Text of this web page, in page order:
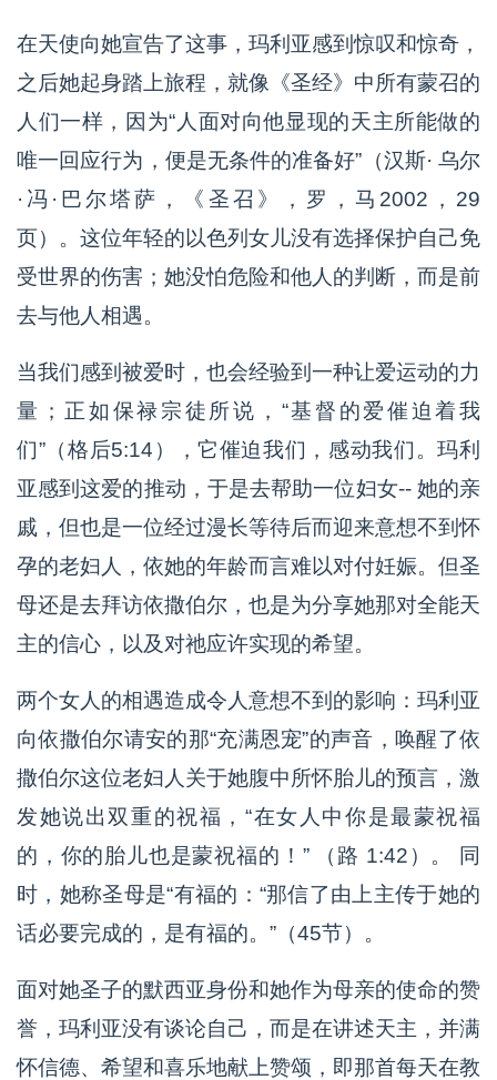
在天使向她宣告了这事，玛利亚感到惊叹和惊奇，
之后她起身踏上旅程，就像《圣经》中所有蒙召的
人们一样，因为“人面对向他显现的天主所能做的
唯一回应行为，便是无条件的准备好”（汉斯· 乌尔
·冯·巴尔塔萨，《圣召》，罗，马2002，29
页）。这位年轻的以色列女儿没有选择保护自己免
受世界的伤害；她没怕危险和他人的判断，而是前
去与他人相遇。
当我们感到被爱时，也会经验到一种让爱运动的力
量；正如保禄宗徒所说，“基督的爱催迫着我
们”（格后5:14），它催迫我们，感动我们。玛利
亚感到这爱的推动，于是去帮助一位妇女-- 她的亲
戚，但也是一位经过漫长等待后而迎来意想不到怀
孕的老妇人，依她的年龄而言难以对付妊娠。但圣
母还是去拜访依撒伯尔，也是为分享她那对全能天
主的信心，以及对祂应许实现的希望。
两个女人的相遇造成令人意想不到的影响：玛利亚
向依撒伯尔请安的那“充满恩宠”的声音，唤醒了依
撒伯尔这位老妇人关于她腹中所怀胎儿的预言，激
发她说出双重的祝福，“在女人中你是最蒙祝福
的，你的胎儿也是蒙祝福的！” （路 1:42）。 同
时，她称圣母是“有福的：“那信了由上主传于她的
话必要完成的，是有福的。”（45节）。
面对她圣子的默西亚身份和她作为母亲的使命的赞
誉，玛利亚没有谈论自己，而是在讲述天主，并满
怀信德、希望和喜乐地献上赞颂，即那首每天在教